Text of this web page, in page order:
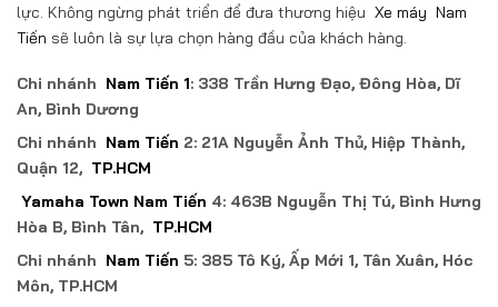
lực. Không ngừng phát triển để đưa thương hiệu Xe máy Nam
Tiến sẽ luôn là sự lựa chọn hàng đầu của khách hàng.
Chi nhánh Nam Tiến 1: 338 Trần Hưng Đạo, Đông Hòa, Dĩ
An, Bình Dương
Chi nhánh Nam Tiến 2: 21A Nguyễn Ảnh Thủ, Hiệp Thành,
Quận 12, TP.HCM
Yamaha Town Nam Tiến 4: 463B Nguyễn Thị Tú, Bình Hưng
Hòa B, Bình Tân, TP.HCM
Chi nhánh Nam Tiến 5: 385 Tô Ký, Ấp Mới 1, Tân Xuân, Hóc
Môn, TP.HCM